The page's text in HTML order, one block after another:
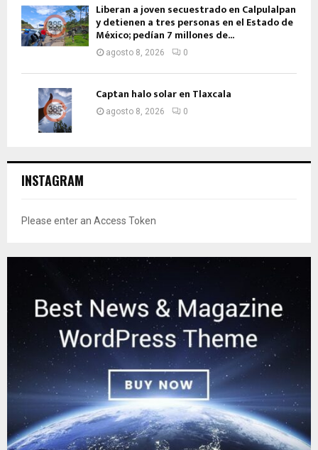
Liberan a joven secuestrado en Calpulalpan
y detienen a tres personas en el Estado de
México; pedían 7 millones de...
agosto 8, 2026 0
Captan halo solar en Tlaxcala
agosto 8, 2026 0
INSTAGRAM
Please enter an Access Token